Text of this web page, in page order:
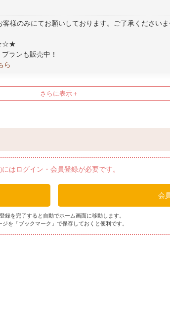
様のみにてお願いしております。ご了承ください
ランも販売中！
ら
煮
麹ステーキ
にはログイン・会員登録が必要です。
会
録を完了すると自動でホーム画面に移動します。
ジを「ブックマーク」で保存しておくと便利です。